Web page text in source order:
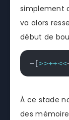
simplement
va alors
début de
−[>>++<<
À ce stade
des